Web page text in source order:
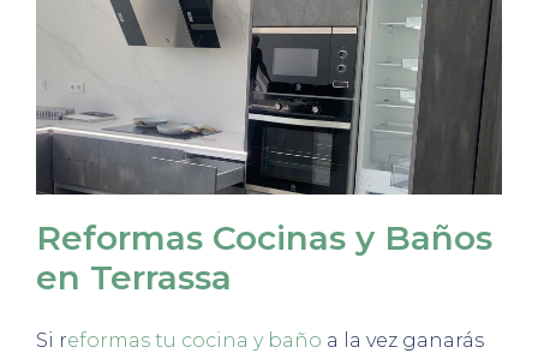
Reformas Cocinas y Baños
en Terrassa
Si reformas tu cocina y baño a la vez ganarás